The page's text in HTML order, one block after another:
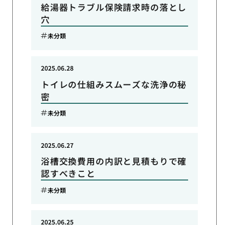
給湯器トラブル保険請求時の落とし
穴
未分類
トイレの仕組みスムーズな洗浄の秘
密
2025.06.28
未分類
浴槽交換費用の内訳と見積もりで確
認すべきこと
2025.06.27
未分類
2025.06.25